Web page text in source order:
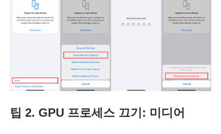
팁 2. GPU 프로세스 끄기: 미디어